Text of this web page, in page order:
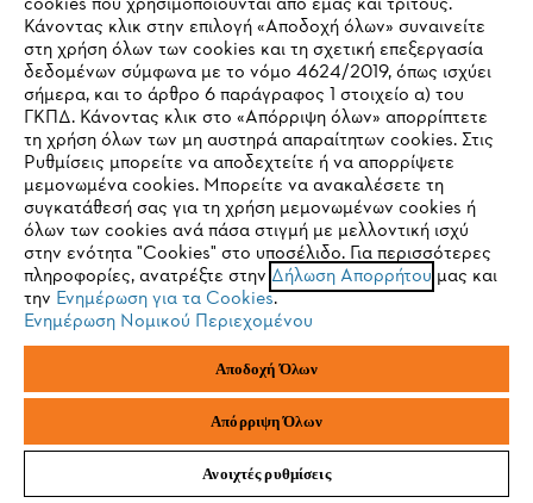
Πλεονεκτήματα επαναφορτιζόμενης μπαταρίας κατά την
επαγγελματική χρήση
Δείτε τα σημαντικότερα πλεονεκτήματα των επαναφορτιζόμενων
μπαταριών μας για τους επαγγελματίες
Πλεονεκτήματα επαναφορτιζόμενης μπαταρίας κατά την
IHR BROWSER WIRD NICHT
UNTERSTÜTZT
Sie nutzen einen Browser, den wir noch nicht unterstützen. Für
eine optimale Nutzung unserer Seite empfehlen wir Ihnen, zu
einem der folgenden Browser zu wechseln:
Firefox Chrome
Κάνοντας κλικ στην επιλογή «Αποδοχή όλων» συναινείτε
στη χρήση όλων των cookies και τη σχετική επεξεργασία
δεδομένων σύμφωνα με το νόμο 4624/2019, όπως ισχύει
σήμερα, και το άρθρο 6 παράγραφος 1 στοιχείο α) του
ΓΚΠΔ. Κάνοντας κλικ στο «Απόρριψη όλων» απορρίπτετε
τη χρήση όλων των μη αυστηρά απαραίτητων cookies. Στις
Ρυθμίσεις μπορείτε να αποδεχτείτε ή να απορρίψετε
μεμονωμένα cookies. Μπορείτε να ανακαλέσετε τη
συγκατάθεσή σας για τη χρήση μεμονωμένων cookies ή
όλων των cookies ανά πάσα στιγμή με μελλοντική ισχύ
στην ενότητα "Cookies" στο υποσέλιδο. Για περισσότερες
πληροφορίες, ανατρέξτε στην Δήλωση Απορρήτου μας και
την Ενημέρωση για τα Cookies.
Ενημέρωση Νομικού Περιεχομένου
Αποδοχή Όλων
Απόρριψη Όλων
Ανοιχτές ρυθμίσεις